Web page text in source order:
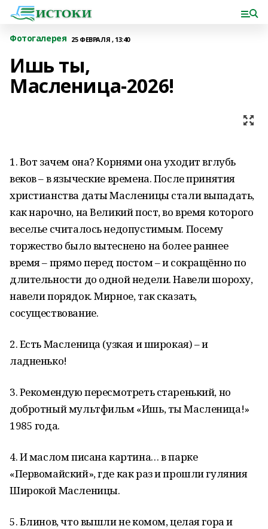
Фотогалерея 25 ФЕВРАЛЯ , 13:40
Ишь ты,
Масленица-2026!
1. Вот зачем она? Корнями она уходит вглубь
веков – в языческие времена. После принятия
христианства даты Масленицы стали выпадать,
как нарочно, на Великий пост, во время которого
веселье считалось недопустимым. Посему
торжество было вытеснено на более раннее
время – прямо перед постом – и сокращённо по
длительности до одной недели. Навели шороху,
навели порядок. Мирное, так сказать,
сосуществование.
2. Есть Масленица (узкая и широкая) – и
ладненько!
3. Рекомендую пересмотреть старенький, но
добротный мультфильм «Ишь, ты Масленица!»
1985 года.
4. И маслом писана картина… в парке
«Первомайский», где как раз и прошли гуляния
Широкой Масленицы.
5. Блинов, что вышли не комом, целая гора и